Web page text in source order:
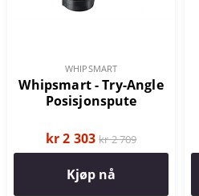
WHIPSMART
Whipsmart - Try-Angle
Posisjonspute
kr 2 303 kr 2 709
Kjøp nå